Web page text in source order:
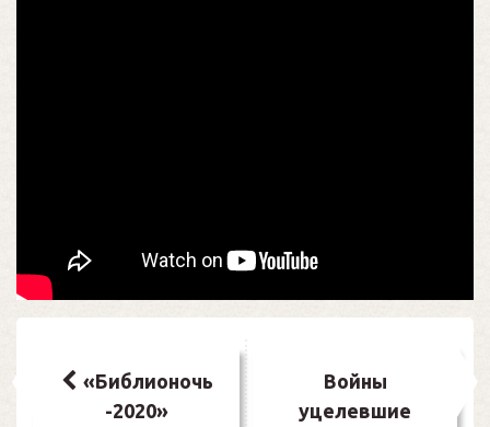
по
«Библионочь
-2020»
Войны
уцелевшие